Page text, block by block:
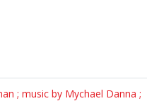
; music by Mychael Danna ;